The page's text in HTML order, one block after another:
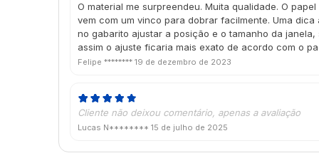
O material me surpreendeu. Muita qualidade. O
vem com um vinco para dobrar facilmente. Uma
no gabarito ajustar a posição e o tamanho da
assim o ajuste ficaria mais exato de acordo com o
Felipe ******** 19 de dezembro de 2023
Cliente não deixou comentário, apenas a avaliação
Lucas N******** 15 de julho de 2025